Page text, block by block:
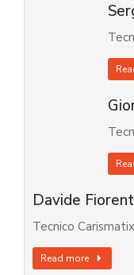
Davide
Tecnico Carismatix
Read more